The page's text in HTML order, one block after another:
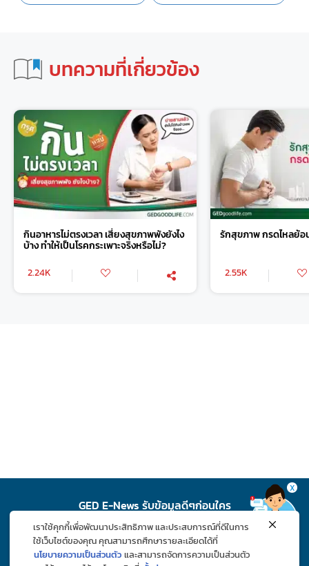
บทความที่เกี่ยวข้อง
กินอาหารไม่ตรงเวลา เสี่ยงสุขภาพพังยังไง
บ้าง ทำให้เป็นโรคกระเพาะจริงหรือไม่?
2.24K
รักสุขภาพ กรดไหลย้อ
2.55K
GED E-News รับข้อมูลดีๆก่อนใคร
X
เราใช้คุกกี้เพื่อพัฒนาประสิทธิภาพ และประสบการณ์ที่ดีในการ
ใช้เว็บไซต์ของคุณ คุณสามารถศึกษารายละเอียดได้ที่
นโยบายความเป็นส่วนตัว และสามารถจัดการความเป็นส่วนตัว